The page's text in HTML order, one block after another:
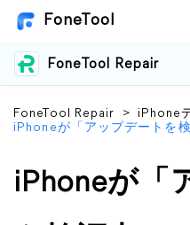
FoneTool
FoneTool Repair
FoneTool Repair > iPhone
iPhoneが「アップデートを
iPhoneが「